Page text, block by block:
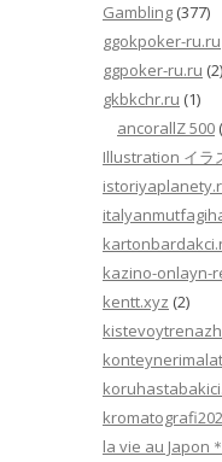
Gambling (377)
ggokpoker-ru.ru
ggpoker-ru.ru (2)
gkbkchr.ru (1)
ancorallZ 500
Illustration イラ
kazino-onlayn-
kentt.xyz (2)
la vie au Japon